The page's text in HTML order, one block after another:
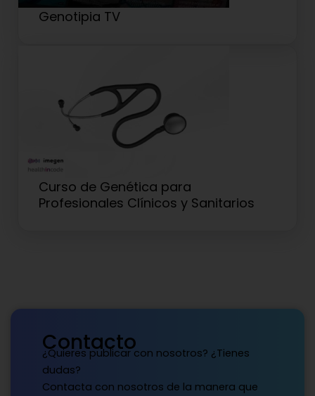
Genotipia TV
Curso de Genética para
Profesionales Clínicos y Sanitarios
Contacto
¿Quieres publicar con nosotros? ¿Tienes
dudas?
Contacta con nosotros de la manera que